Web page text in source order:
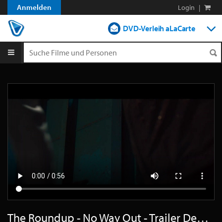
Anmelden Login |
DVD-Verleih aLaCarte
The Roundup - No Way Out - Trailer Deutsch HD